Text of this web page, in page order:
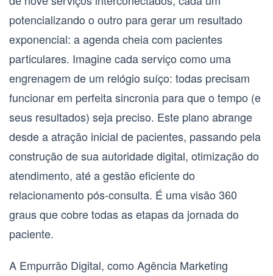
potencializando o outro para gerar um resultado
exponencial: a agenda cheia com pacientes
particulares. Imagine cada serviço como uma
engrenagem de um relógio suíço: todas precisam
funcionar em perfeita sincronia para que o tempo (e
seus resultados) seja preciso. Este plano abrange
desde a atração inicial de pacientes, passando pela
construção de sua autoridade digital, otimização do
atendimento, até a gestão eficiente do
relacionamento pós-consulta. É uma visão 360
graus que cobre todas as etapas da jornada do
paciente.
A Empurrão Digital, como Agência Marketing